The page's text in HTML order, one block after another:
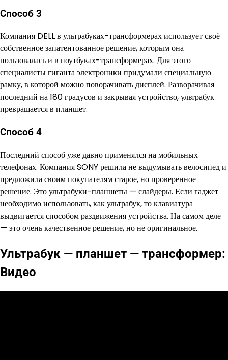
Способ 3
Компания DELL в ультрабуках-трансформерах использует своё
собственное запатентованное решение, которым она
пользовалась и в ноутбуках-трансформерах. Для этого
специалисты гиганта электроники придумали специальную
рамку, в которой можно поворачивать дисплей. Разворачивая
последний на 180 градусов и закрывая устройство, ультрабук
превращается в планшет.
Способ 4
Последний способ уже давно применялся на мобильных
телефонах. Компания SONY решила не выдумывать велосипед и
предложила своим покупателям старое, но проверенное
решение. Это ультрабуки-планшеты — слайдеры. Если гаджет
необходимо использовать, как ультрабук, то клавиатура
выдвигается способом раздвижения устройства. На самом деле
— это очень качественное решение, но не оригинальное.
Ультрабук — планшет — трансформер:
Видео